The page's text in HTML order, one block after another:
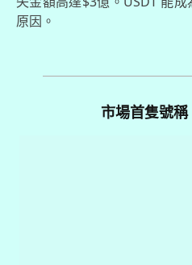
原因。
市場首隻號稱